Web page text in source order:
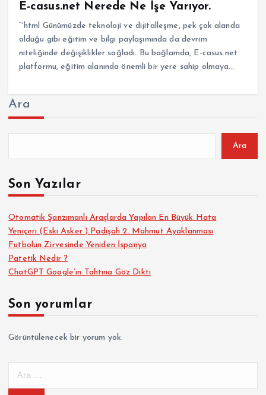
E-casus.net Nerede Ne İşe Yarıyor.
“`html Günümüzde teknoloji ve dijitalleşme, pek çok alanda
olduğu gibi eğitim ve bilgi paylaşımında da devrim
niteliğinde değişiklikler sağladı. Bu bağlamda, E-casus.net
platformu, eğitim alanında önemli bir yere sahip olmaya…
Ara
Ara
Son Yazılar
Otomatik Şanzımanlı Araçlarda Yapılan En Büyük Hata
Yeniçeri (Eski Asker ) Padişah 2. Mahmut Ayaklanması
Futbolun Zirvesinde Yeniden İspanya
Patetik Nedir ?
ChatGPT Google’ın Tahtına Göz Dikti
Son yorumlar
Görüntülenecek bir yorum yok.